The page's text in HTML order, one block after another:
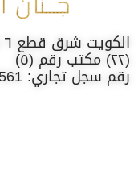
(٢٢) مكتب رقم (٥)
رقم سجل تجاري: 507561